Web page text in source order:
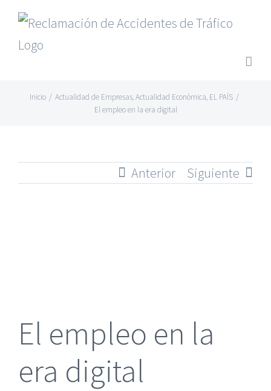
Saltar
contenido
Inicio / Actualidad de Empresas,Actualidad Económica, EL PAÍS /
El empleo en la era digital
Anterior Siguiente
El empleo en la
era digital